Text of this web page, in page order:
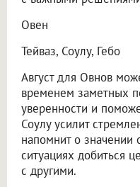
Овен
Тейваз, Соулу, Гебо
Август для Овнов
временем заметных
уверенности и
Соулу усилит
напомнит о значении
ситуациях добиться
с другими.